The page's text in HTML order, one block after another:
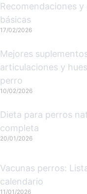
Recomendaciones y
básicas
17/02/2026
Mejores
articulaciones y
perro
10/02/2026
Dieta para perros
completa
20/01/2026
Vacunas perros:
calendario
11/01/2026